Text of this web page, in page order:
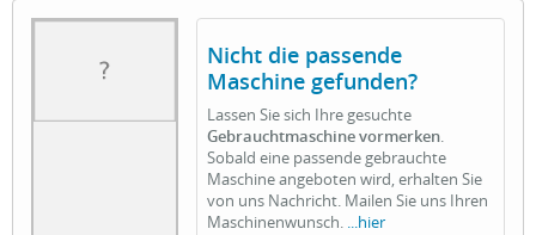
Nicht die passende
Maschine gefunden?
Lassen Sie sich Ihre gesuchte
Gebrauchtmaschine vormerken.
Sobald eine passende gebrauchte
Maschine angeboten wird, erhalten Sie
von uns Nachricht. Mailen Sie uns Ihren
Maschinenwunsch. ...hier